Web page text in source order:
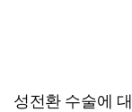
성전환 수술에